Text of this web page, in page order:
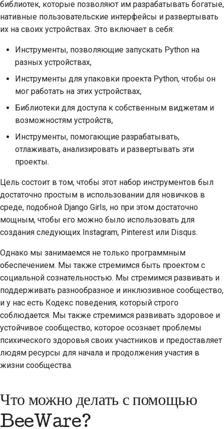
Português
Русский
தமிழ்
Türkçe
Tiếng Việt
中文(简体)
中文(繁體)
инструменты
Настройка среды
Работа из филиала
Избегание
работ
тестирование кода
Строительная
документация
Написание
Добавление
примечания об
изменении
Отправка запроса на
извлечение
Предоставление
отзыва
2015
2014
2013
библиотек, которые позволяют им разрабатывать богатые,
нативные пользовательские интерфейсы и развертывать
их на своих устройствах. Это включает в себя:
Инструменты, позволяющие запускать Python на
разных устройствах,
Инструменты для упаковки проекта Python, чтобы он
мог работать на этих устройствах,
Библиотеки для доступа к собственным виджетам и
возможностям устройств,
Инструменты, помогающие разрабатывать,
отлаживать, анализировать и развертывать эти
проекты.
Цель состоит в том, чтобы этот набор инструментов был
достаточно простым в использовании для новичков в
среде, подобной Django Girls, но при этом достаточно
мощным, чтобы его можно было использовать для
создания следующих Instagram, Pinterest или Disqus.
Однако мы занимаемся не только программным
обеспечением. Мы также стремимся быть проектом с
социальной сознательностью. Мы стремимся развивать и
поддерживать разнообразное и инклюзивное сообщество,
и у нас есть Кодекс поведения, который строго
соблюдается. Мы также стремимся развивать здоровое и
устойчивое сообщество, которое осознает проблемы
психического здоровья своих участников и предоставляет
людям ресурсы для начала и продолжения участия в
жизни сообщества.
Что можно делать с помощью
BeeWare?